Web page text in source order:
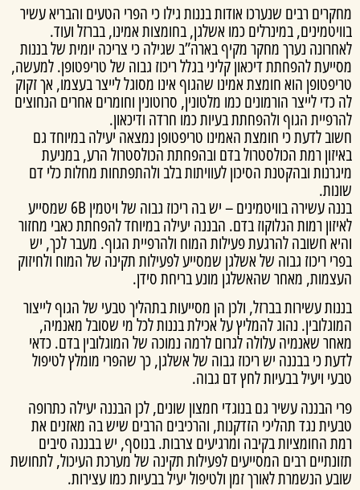
רבים שנערכו אודות בננות גילו כי הפרי הטעים והבריא עשיר
במינרלים כמו אשלגן, בחומצות אמינו, בברזל ועוד.
נערך מחקר מקיף בארה”ב שגילה כי צריכה יומית של בננות
להפחתת דיכאון קליני בגלל ריכוז גבוה של טריפטופן. למעשה,
הוא חומצת אמינו שהגוף אינו מסוגל לייצר בעצמו, אך זקוק
לייצר הורמונים כמו מלטונין, סרוטונין וחומרים אחרים הנחוצים
הגוף ולהפחתת בעיות כמו חרדה ודיכאון.
לדעת כי חומצת האמינו טריפטופן נמצאה יעילה במיוחד גם
רמת הכולסטרול בדם ובהפחתת הכולסטרול הרע, במניעת
ובהקטנת הסיכון לעוויתות בלב ולהתפתחות מחלות כלי דם
בננה עשירה בוויטמינים – יש בה ריכוז גבוה של ויטמין 6B שמסייע
רמות הגלוקוז בדם. הבננה יעילה במיוחד להפחתת כאבי מחזור
חשובה להרגעת פעילות המוח ולהרפיית הגוף. מעבר לכך, יש
ריכוז גבוה של אשלגן שמסייע לפעילות תקינה של המוח ולחיזוק
מאחר שהאשלגן מונע בריחת סידן.
עשירות בברזל, ולכן הן מסייעות בתהליך טבעי של הגוף לייצור
נהוג להמליץ על אכילת בננות לכל מי שסובל מאנמיה,
שאנמיה עלולה לגרום לרמה נמוכה של המוגלובין בדם. כדאי
כי בבננה יש ריכוז גבוה של אשלגן, כך שהפרי מומלץ לטיפול
ויעיל בבעיות לחץ דם גבוה.
הבננה עשיר גם בנוגדי חמצון שונים, לכן הבננה יעילה כתרופה
נגד תהליכי הזדקנות, והרכיבים הרבים שיש בה מאזנים את
החומציות בקיבה ומרגיעים צרבות. בנוסף, יש בבננה סיבים
רבים המסייעים לפעילות תקינה של מערכת העיכול, לתחושת
הנשמרת לאורך זמן ולטיפול יעיל בבעיות כמו עצירות.